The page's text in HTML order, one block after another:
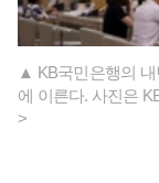
▲ KB국민은행의 내
에 이른다. 사진은
>